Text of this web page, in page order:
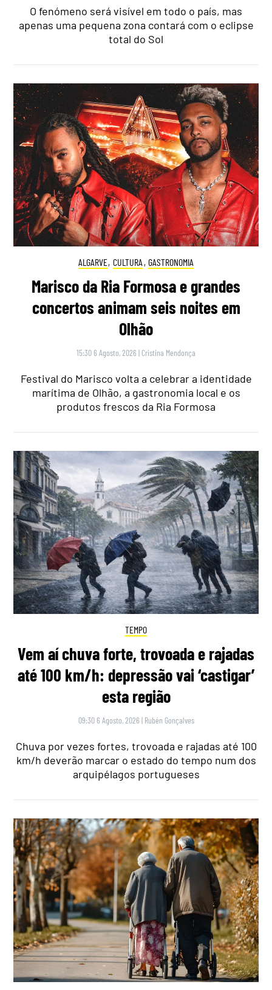
O fenómeno será visível em todo o país, mas
apenas uma pequena zona contará com o eclipse
total do Sol
ALGARVE, CULTURA , GASTRONOMIA
Marisco da Ria Formosa e grandes
concertos animam seis noites em
Olhão
15:30 6 Agosto, 2026 | Cristina Mendonça
Festival do Marisco volta a celebrar a identidade
marítima de Olhão, a gastronomia local e os
produtos frescos da Ria Formosa
TEMPO
Vem aí chuva forte, trovoada e rajadas
até 100 km/h: depressão vai ‘castigar’
esta região
09:30 6 Agosto, 2026 | Rubén Gonçalves
Chuva por vezes fortes, trovoada e rajadas até 100
km/h deverão marcar o estado do tempo num dos
arquipélagos portugueses